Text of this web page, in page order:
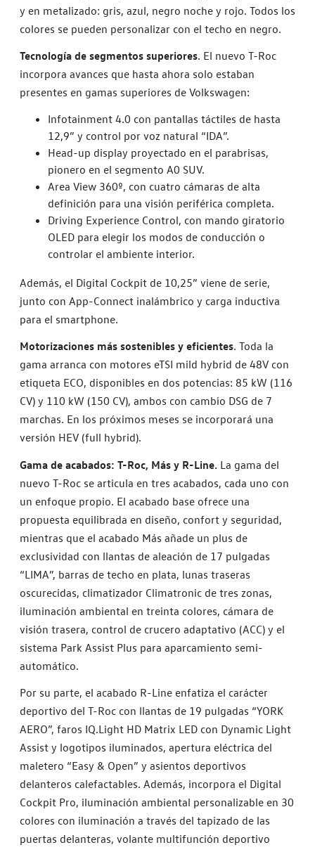
y en metalizado: gris, azul, negro noche y rojo. Todos los
colores se pueden personalizar con el techo en negro.
Tecnología de segmentos superiores. El nuevo T-Roc
incorpora avances que hasta ahora solo estaban
presentes en gamas superiores de Volkswagen:
Infotainment 4.0 con pantallas táctiles de hasta
12,9” y control por voz natural “IDA”.
Head-up display proyectado en el parabrisas,
pionero en el segmento A0 SUV.
Area View 360º, con cuatro cámaras de alta
definición para una visión periférica completa.
Driving Experience Control, con mando giratorio
OLED para elegir los modos de conducción o
controlar el ambiente interior.
Además, el Digital Cockpit de 10,25” viene de serie,
junto con App-Connect inalámbrico y carga inductiva
para el smartphone.
Motorizaciones más sostenibles y eficientes. Toda la
gama arranca con motores eTSI mild hybrid de 48V con
etiqueta ECO, disponibles en dos potencias: 85 kW (116
CV) y 110 kW (150 CV), ambos con cambio DSG de 7
marchas. En los próximos meses se incorporará una
versión HEV (full hybrid).
Gama de acabados: T-Roc, Más y R-Line. La gama del
nuevo T-Roc se articula en tres acabados, cada uno con
un enfoque propio. El acabado base ofrece una
propuesta equilibrada en diseño, confort y seguridad,
mientras que el acabado Más añade un plus de
exclusividad con llantas de aleación de 17 pulgadas
“LIMA”, barras de techo en plata, lunas traseras
oscurecidas, climatizador Climatronic de tres zonas,
iluminación ambiental en treinta colores, cámara de
visión trasera, control de crucero adaptativo (ACC) y el
sistema Park Assist Plus para aparcamiento semi-
automático.
Por su parte, el acabado R-Line enfatiza el carácter
deportivo del T-Roc con llantas de 19 pulgadas “YORK
AERO”, faros IQ.Light HD Matrix LED con Dynamic Light
Assist y logotipos iluminados, apertura eléctrica del
maletero “Easy & Open” y asientos deportivos
delanteros calefactables. Además, incorpora el Digital
Cockpit Pro, iluminación ambiental personalizable en 30
colores con iluminación a través del tapizado de las
puertas delanteras, volante multifunción deportivo